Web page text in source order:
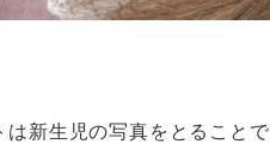
は新生児の写真をとること